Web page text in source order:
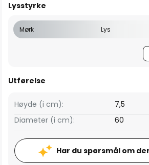
Lysstyrke
Mørk Lys
Utførelse
Høyde (i cm):
7,5
Diameter (i cm):
60
Har du spørsmål om